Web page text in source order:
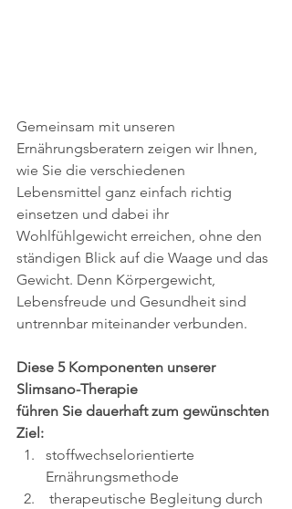
Gemeinsam mit unseren
Ernährungsberatern zeigen wir Ihnen,
wie Sie die verschiedenen
Lebensmittel ganz einfach richtig
einsetzen und dabei ihr
Wohlfühlgewicht erreichen, ohne den
ständigen Blick auf die Waage und das
Gewicht. Denn Körpergewicht,
Lebensfreude und Gesundheit sind
untrennbar miteinander verbunden.
Diese 5 Komponenten unserer
Slimsano-Therapie
führen Sie dauerhaft zum gewünschten
Ziel:
stoffwechselorientierte
Ernährungsmethode